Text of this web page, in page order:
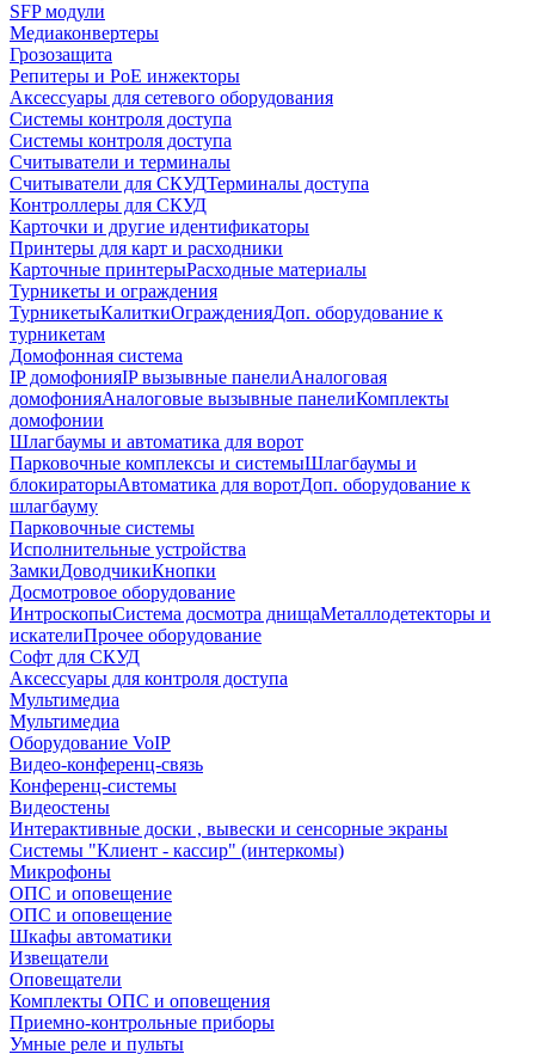
SFP модули
Медиаконвертеры
Грозозащита
Репитеры и PoE инжекторы
Аксессуары для сетевого оборудования
Системы контроля доступа
Системы контроля доступа
Считыватели и терминалы
Считыватели для СКУДТерминалы доступа
Контроллеры для СКУД
Карточки и другие идентификаторы
Принтеры для карт и расходники
Карточные принтерыРасходные материалы
Турникеты и ограждения
ТурникетыКалиткиОгражденияДоп. оборудование к
турникетам
Домофонная система
IP домофонияIP вызывные панелиАналоговая
домофонияАналоговые вызывные панелиКомплекты
домофонии
Шлагбаумы и автоматика для ворот
Парковочные комплексы и системыШлагбаумы и
блокираторыАвтоматика для воротДоп. оборудование к
шлагбауму
Парковочные системы
Исполнительные устройства
ЗамкиДоводчикиКнопки
Досмотровое оборудование
ИнтроскопыСистема досмотра днищаМеталлодетекторы и
искателиПрочее оборудование
Софт для СКУД
Аксессуары для контроля доступа
Мультимедиа
Мультимедиа
Оборудование VoIP
Видео-конференц-связь
Конференц-системы
Видеостены
Интерактивные доски , вывески и сенсорные экраны
Системы "Клиент - кассир" (интеркомы)
Микрофоны
ОПС и оповещение
ОПС и оповещение
Шкафы автоматики
Извещатели
Оповещатели
Комплекты ОПС и оповещения
Приемно-контрольные приборы
Умные реле и пульты